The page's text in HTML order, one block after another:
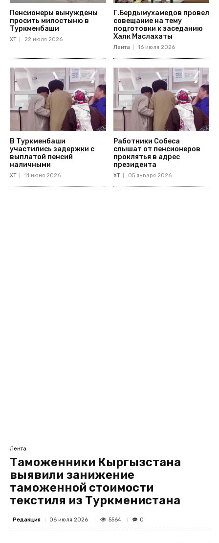
Пенсионеры вынуждены
просить милостыню в
Туркменбаши
ХТ 22 июля 2026
Г.Бердымухамедов провел
совещание на тему
подготовки к заседанию
Халк Маслахаты
Лента 16 июля 2026
В Туркменбаши
участились задержки с
выплатой пенсий
наличными
ХТ 11 июня 2026
Работники Собеса
слышат от пенсионеров
проклятья в адрес
президента
ХТ 05 января 2026